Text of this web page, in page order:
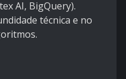
AI, BigQuery).
técnica e no